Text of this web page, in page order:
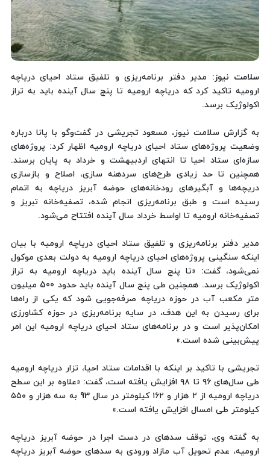
سلامت نیوز: مدیر دفتر برنامه‌ریزی و تلفیق ستاد احیای دریاچه
ارومیه تاکید کرد که دریاچه ارومیه تا پنج سال آینده باید به تراز
اکولوژیک برسد.
به گزارش سلامت نیوز، مسعود تجریشی در گفت‌وگو با پانا درباره
وضعیت پروژه‌های ستاد احیای دریاچه ارومیه اظهار کرد: پروژه‌های
سازه‌ای ستاد احیا تا انتهای اردبیهشت و خرداد به پایان برسند.
همچنین تا حد زیادی طرح‌های سردهنه سازی، اصلاح و بازسازی
دریچه‌ها و آبگیرهای رودخانه‌های حوضه آبریز دریاچه به اتمام
رسیده است و طبق برنامه‌ریزی انجام شده، تصفیه‌خانه تبریز و
تصفیه‌خانه ارومیه تا اواسط خرداد سال آینده افتتاح می‌شود.
مدیر دفتر برنامه‌ریزی و تلفیق ستاد احیای دریاچه ارومیه با بیان
اینکه سنگینی پروژه‌های احیای دریاچه ارومیه به دولت بعدی موکول
نمی‌شود، گفت: «تا پنج سال آینده باید دریاچه ارومیه به تراز
اکولوژیک برسد. همچنین طی پنج سال آینده باید حدود 500 میلیون
متر مکعب آب در حوزه دریاچه صرفه‌جویی شود که یکی از راه‌ها
برای رسیدن به این هدف، در سایه برنامه‌ریزی در حوزه کشاورزی
امکان‌پذیر است و در برنامه‌های ستاد احیای دریاچه ارومیه این امر
پیش‌بینی شده است.»
تجریشی با تاکید بر اینکه با اقدامات ستاد احیا، تزار دریاچه ارومیه
طی سال‌های ۹۶ تا ۹۸ افزایش یافته است، گفت: «علاوه بر این سطح
دریاچه ارومیه از ۲ هزار و ۱۶۲ کیلومتر در سال 93 به سه هزار و ۵۵۰
کیلومتر طی امسال افزایش یافته است.»
به گفته وی، توقف سدهای در دست اجرا در حوضه آبریز دریاچه
ارومیه، عدم تحویل آب مازاد ورودی به سدهای حوضه آبریز دریاچه